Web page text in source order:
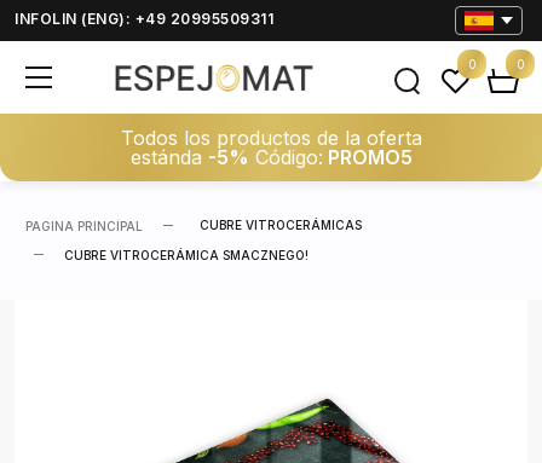
INFOLIN (ENG): +49 20995509311
Todos los productos de la oferta
estánda -5% Código: PROMO5
0 0
PAGINA PRINCIPAL CUBRE VITROCERÁMICAS
CUBRE VITROCERÁMICA SMACZNEGO!